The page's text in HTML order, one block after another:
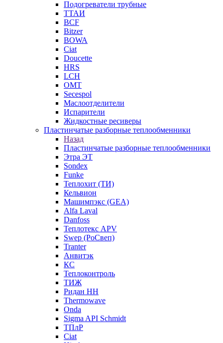
Подогреватели трубные
ТТАИ
BCF
Bitzer
BOWA
Ciat
Doucette
HRS
LCH
OMT
Secespol
Маслоотделители
Испарители
Жидкостные ресиверы
Пластинчатые разборные теплообменники
Назад
Пластинчатые разборные теплообменники
Этра ЭТ
Sondex
Funke
Теплохит (ТИ)
Кельвион
Машимпэкс (GEA)
Alfa Laval
Danfoss
Теплотекс APV
Swep (РоСвеп)
Tranter
Анвитэк
КС
Теплоконтроль
ТИЖ
Ридан НН
Thermowave
Onda
Sigma API Schmidt
ТПлР
Ciat